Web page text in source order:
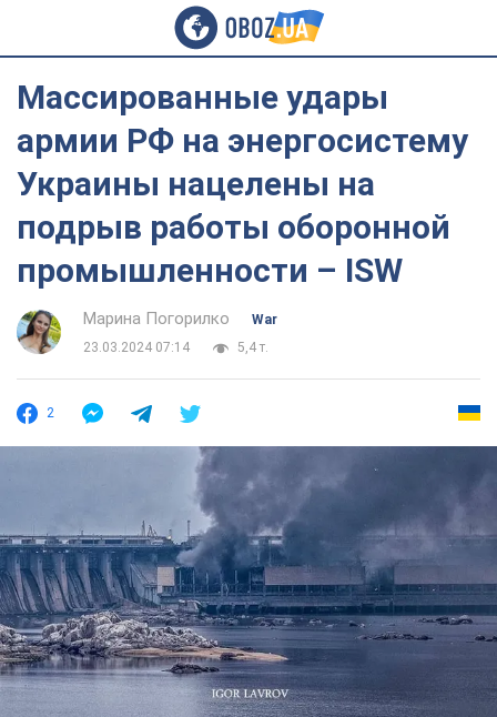
Массированные удары
армии РФ на энергосистему
Украины нацелены на
подрыв работы оборонной
промышленности – ISW
Марина Погорилко
War
23.03.2024 07:14
5,4 т.
2